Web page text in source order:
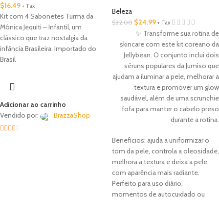
$16.49 + Tax
Kit com 4 Sabonetes Turma da
Mônica Jequiti – Infantil, um
clássico que traz nostalgia da
infância Brasileira. Importado do
Brasil
Adicionar ao carrinho
Vendido por:
BrazzaShop
Beleza
$32.00 $24.99 + Tax
✨ Transforme sua rotina de
skincare com este kit coreano da
Jellybean. O conjunto inclui dois
séruns populares da Jumiso que
ajudam a iluminar a pele, melhorar a
textura e promover um glow
saudável, além de uma scrunchie
fofa para manter o cabelo preso
durante a rotina.
Benefícios: ajuda a uniformizar o
tom da pele, controla a oleosidade,
melhora a textura e deixa a pele
com aparência mais radiante.
Perfeito para uso diário,
momentos de autocuidado ou